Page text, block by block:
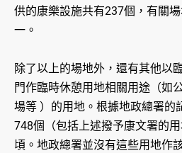
供的康樂設施共有237個，有關
一。
除了以上的場地外，還有其他以
門作臨時休憩用地相關用途（如
場等 ）的用地。根據地政總署的
748個（包括上述撥予康文署的
頃。地政總署並沒有這些用地作